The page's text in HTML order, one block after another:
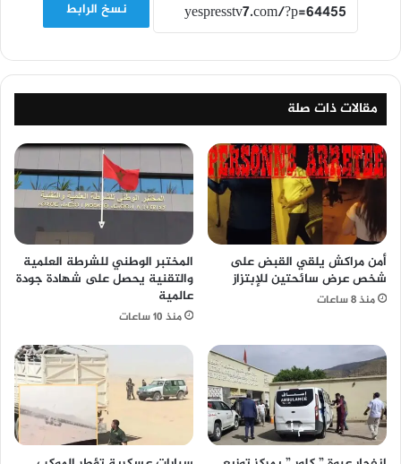
نسخ الرابط
مقالات ذات صلة
أمن مراكش يلقي القبض على
شخص عرض سائحتين للإبتزاز
منذ 8 ساعات
المختبر الوطني للشرطة العلمية
والتقنية يحصل على شهادة جودة
عالمية
منذ 10 ساعات